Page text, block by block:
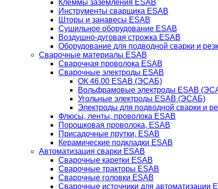
Клеммы заземления ESAB
Инструменты сварщика ESAB
Шторы и занавесы ESAB
Сушильное оборудование ESAB
Воздушно-дуговая строжка ESAB
Оборудование для подводной сварки и
Сварочные материалы ESAB
Сварочная проволока ESAB
Сварочные электроды ESAB
ОК 46.00 ESAB (ЭСАБ)
Вольфрамовые электроды ESAB
Угольные электроды ESAB (ЭСАБ)
Электроды для подводной сварки и
Флюсы, ленты, проволока ESAB
Порошковая проволока, ESAB
Присадочные прутки, ESAB
Керамические подкладки ESAB
Автоматизация сварки ESAB
Сварочные каретки ESAB
Сварочные тракторы ESAB
Сварочные головки ESAB
Сварочные источники для автоматизации